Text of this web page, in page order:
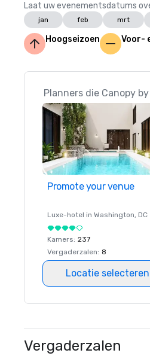
Laat uw evenementsdatums
jan feb mrt
Hoogseizoen Voor-
Planners die Canopy
Promote your venue
Luxe-hotel in Washington, DC
Kamers: 237
Vergaderzalen: 8
Locatie selecteren
Vergaderzalen